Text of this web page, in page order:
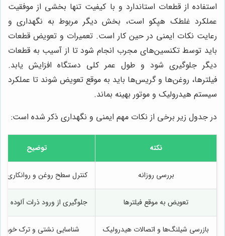
استفاده از قطعات استاندارد و با کیفیت تنها بخشی از موفقیت
عملکرد غلطک هپكو است، بخش دیگر مربوط به نگهداری و
رعایت نکات ایمنی در حین کار است. تعمیرات و تعویض قطعات
باید توسط تکنسین‌های مجرب انجام شود تا از آسیب به قطعات
دیگر جلوگیری شود و طول عمر کلی دستگاه افزایش یابد.
فیلترها، روغن‌ها و گریس‌ها باید به موقع تعویض شوند تا عملکرد
سیستم هیدرولیک و موتور بهینه بماند.
در جدول زیر برخی از نکات مهم ایمنی و نگهداری ذکر شده است:
نکته توضیح
بررسی روزانه کنترل سطح روغن و روانکاری
تعویض به موقع فیلترها جلوگیری از ورود ذرات آلوده به
بازرسی شیلنگ‌ها و اتصالات هیدرولیک شناسایی نشتی و ترک